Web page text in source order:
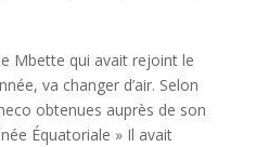
Mbette qui avait rejoint le
va changer d’air. Selon
obtenues auprès de son
Équatoriale » Il avait